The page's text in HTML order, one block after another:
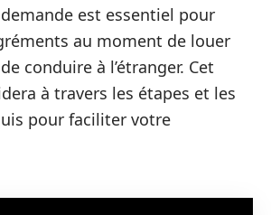
est essentiel pour
au moment de louer
conduire à l’étranger. Cet
à travers les étapes et les
pour faciliter votre